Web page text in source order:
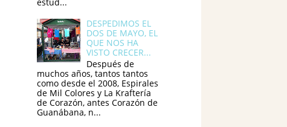
DESPEDIMOS EL
DOS DE MAYO, EL
QUE NOS HA
VISTO CRECER...
Después de
muchos años, tantos tantos
como desde el 2008, Espirales
de Mil Colores y La Kraftería
de Corazón, antes Corazón de
Guanábana, n...